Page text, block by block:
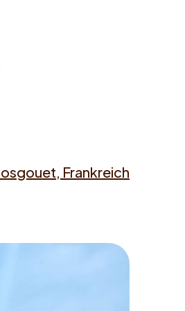
Frankreich